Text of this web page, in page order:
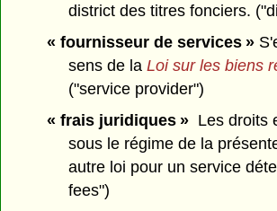
district des titres fonciers.
« fournisseur de services »
sens de laLoi sur les biens
("service provider")
« frais juridiques »Les droits
sous le régime de la
autre loi pour un service
fees")